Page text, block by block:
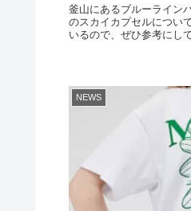
釜山にあるブルーライン
のスカイカプセルについ
いるので、ぜひ参考にし
NEWS